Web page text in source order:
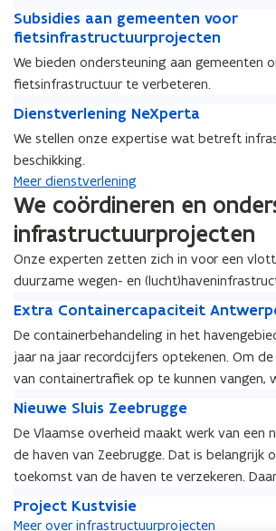
e
i
t
t
e
i
t
e
i
t
t
e
i
t
l
e
i
d
n
g
p
l
e
i
d
i
n
g
u
b
s
i
i
e
s
a
a
n
e
m
e
n
t
e
n
v
o
o
r
f
i
e
Subsidies aan gemeenten voor
fietsinfrastructuurprojecten
S
u
b
s
i
d
i
e
s
a
a
n
g
e
m
e
e
n
t
e
v
o
o
r
i
We bieden ondersteuning aan gemeenten
fietsinfrastructuur te verbeteren.
i
e
n
s
t
v
r
l
n
i
n
g
N
e
X
p
e
r
t
a
Dienstverlening NeXperta
D
i
e
n
s
t
v
e
r
l
e
n
i
n
g
e
X
p
e
t
We stellen onze expertise wat betreft
beschikking.
Meer dienstverlening
We coördineren en
infrastructuurprojecten
Onze experten zetten zich in voor een
duurzame wegen- en
x
t
r
a
o
n
t
a
n
Extra Containercapaciteit
E
x
t
r
a
C
n
t
a
i
n
De containerbehandeling in het
jaar na jaar recordcijfers optekenen. Om
van containertrafiek op te kunnen vangen,
Regering extra mogelijkheden voor
het havengebied Antwerpen voorzien.
i
e
u
w
S
Nieuwe Sluis Zeebrugge
N
i
e
u
w
e
S
De Vlaamse overheid maakt werk van een
de haven van Zeebrugge. Dat is belangrijk
toekomst van de haven te verzekeren.
ook de mobiliteit en leefbaarheid in
rProject Kustvisie
P
r
Meer over infrastructuurprojecten